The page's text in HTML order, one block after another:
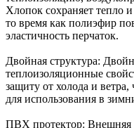
Хлопок сохраняет тепло
то время как полиэфир
эластичность перчаток.
Двойная структура:
теплоизоляционные
защиту от холода и
для использования в
ПВХ протектор: Внешняя